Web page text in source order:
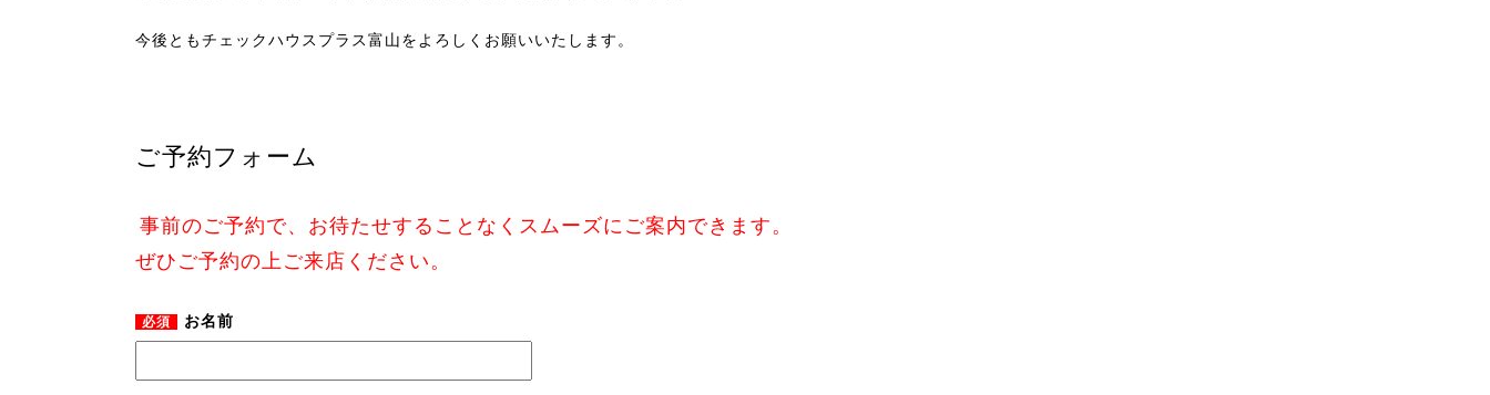
今後ともチェックハウスプラス富山をよろしくお願いいたします。
ご予約フォーム
事前のご予約で、お待たせすることなくスムーズにご案内できます。
ぜひご予約の上ご来店ください。
必須 お名前